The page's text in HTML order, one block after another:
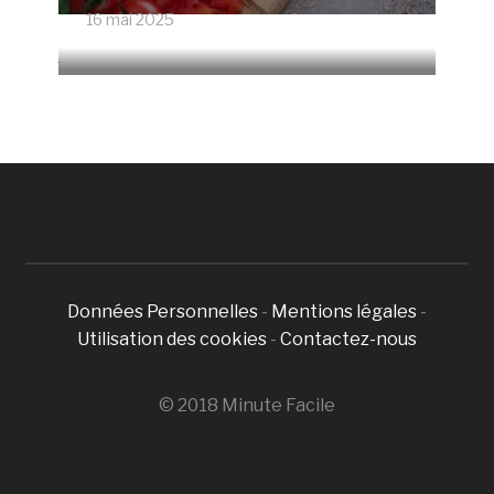
16 mai 2025
Données Personnelles - Mentions légales -
Utilisation des cookies - Contactez-nous
© 2018 Minute Facile